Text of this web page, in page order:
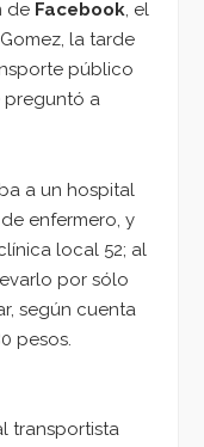
de Facebook, el
la tarde
público
preguntó a
a un hospital
enfermero, y
local 52; al
por sólo
según cuenta
pesos.
transportista